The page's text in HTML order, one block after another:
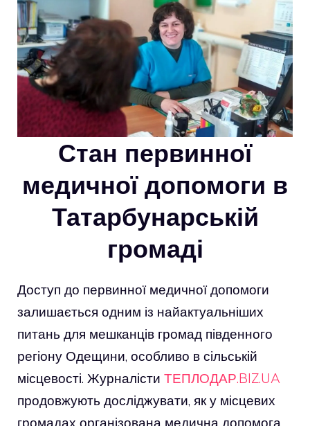
Стан первинної
медичної допомоги в
Татарбунарській
громаді
Доступ до первинної медичної допомоги
залишається одним із найактуальніших
питань для мешканців громад південного
регіону Одещини, особливо в сільській
місцевості. Журналісти ТЕПЛОДАР.BIZ.UA
продовжують досліджувати, як у місцевих
громадах організована медична допомога